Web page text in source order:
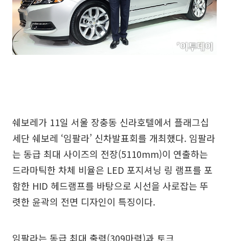
쉐보레가 11일 서울 장충동 신라호텔에서 플래그십
세단 쉐보레 ‘임팔라’ 신차발표회를 개최했다. 임팔라
는 동급 최대 사이즈의 전장(5110mm)이 연출하는
드라마틱한 차체 비율은 LED 포지셔닝 링 램프를 포
함한 HID 헤드램프를 바탕으로 시선을 사로잡는 뚜
렷한 윤곽의 전면 디자인이 특징이다.
임팔라는 동급 최대 출력(309마력)과 토크